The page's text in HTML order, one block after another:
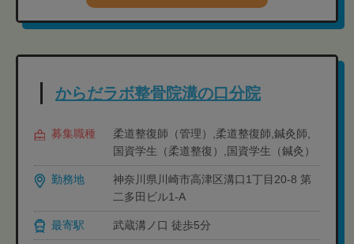
からだラボ整骨院溝の口分院
募集職種
柔道整復師（管理）,柔道整復師,鍼灸師,
国資学生（柔道整復）,国資学生（鍼灸）
勤務地
神奈川県川崎市高津区溝口1丁目20-8 第
二多田ビル1-A
最寄駅 武蔵溝ノ口 徒歩5分